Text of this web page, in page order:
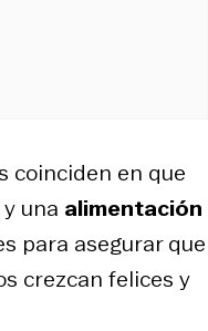
coinciden en que
y una alimentación
para asegurar que
crezcan felices y